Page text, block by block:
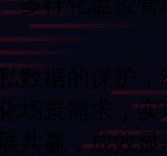
数据的保护
场景需求
赢，成效